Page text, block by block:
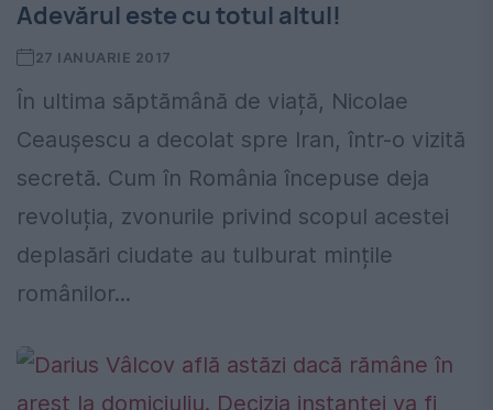
Adevărul este cu totul altul!
27 IANUARIE 2017
În ultima săptămână de viață, Nicolae
Ceaușescu a decolat spre Iran, într-o vizită
secretă. Cum în România începuse deja
revoluția, zvonurile privind scopul acestei
deplasări ciudate au tulburat mințile
românilor...